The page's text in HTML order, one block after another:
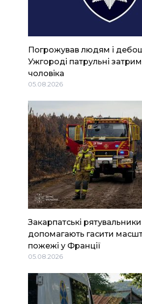
Погрожував людям і
Ужгороді патрульні
чоловіка
05.08.2026
Закарпатські рятувальники
допомагають гасити
пожежі у Франції
05.08.2026